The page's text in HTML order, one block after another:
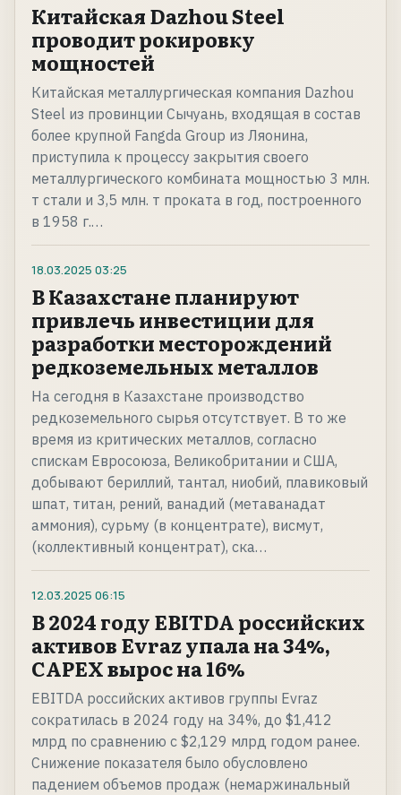
Китайская Dazhou Steel
проводит рокировку
мощностей
Китайская металлургическая компания Dazhou
Steel из провинции Сычуань, входящая в состав
более крупной Fangda Group из Ляонина,
приступила к процессу закрытия своего
металлургического комбината мощностью 3 млн.
т стали и 3,5 млн. т проката в год, построенного
в 1958 г.…
18.03.2025 03:25
В Казахстане планируют
привлечь инвестиции для
разработки месторождений
редкоземельных металлов
На сегодня в Казахстане производство
редкоземельного сырья отсутствует. В то же
время из критических металлов, согласно
спискам Евросоюза, Великобритании и США,
добывают бериллий, тантал, ниобий, плавиковый
шпат, титан, рений, ванадий (метаванадат
аммония), сурьму (в концентрате), висмут,
(коллективный концентрат), ска…
12.03.2025 06:15
В 2024 году EBITDA российских
активов Evraz упала на 34%,
CAPEX вырос на 16%
EBITDA российских активов группы Evraz
сократилась в 2024 году на 34%, до $1,412
млрд по сравнению с $2,129 млрд годом ранее.
Снижение показателя было обусловлено
падением объемов продаж (немаржинальный